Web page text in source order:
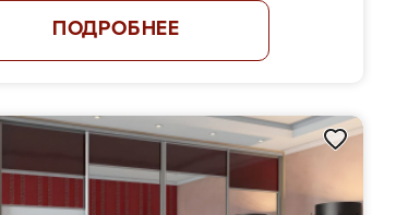
ПОДРОБНЕЕ